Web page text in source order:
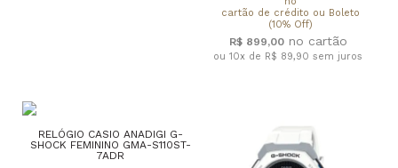
cartão de crédito ou Boleto
(10% Off)
R$ 899,00
ou 10x de R$ 89,90 sem juros
RELÓGIO CASIO ANADIGI G-
SHOCK FEMININO GMA-S110ST-
7ADR